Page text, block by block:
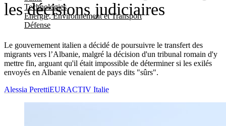
Technologies
Energie, Environnement et Transport
Défense
les décisions judiciaires
Le gouvernement italien a décidé de poursuivre le transfert des
migrants vers l’Albanie, malgré la décision d'un tribunal romain d'y
mettre fin, arguant qu'il était impossible de déterminer si les exilés
envoyés en Albanie venaient de pays dits "sûrs".
Alessia PerettiEURACTIV Italie